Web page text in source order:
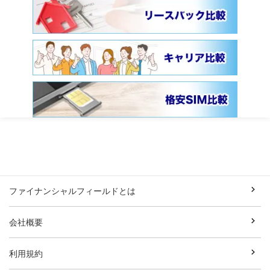
ファイナンシャルフィールドとは
会社概要
利用規約